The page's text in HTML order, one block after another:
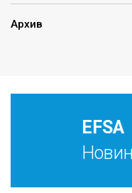
Архив
EFSA